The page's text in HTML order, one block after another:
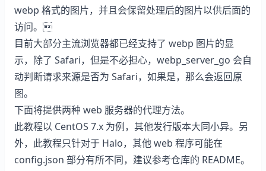
webp 格式的图片，并且会保留处理后的图片以供后面的
访问。
目前大部分主流浏览器都已经支持了 webp 图片的显
示，除了 Safari，但是不必担心，webp_server_go 会自
动判断请求来源是否为 Safari，如果是，那么会返回原
图。
下面将提供两种 web 服务器的代理方法。
此教程以 CentOS 7.x 为例，其他发行版本大同小异。另
外，此教程只针对于 Halo，其他 web 程序可能在
config.json 部分有所不同，建议参考仓库的 README。